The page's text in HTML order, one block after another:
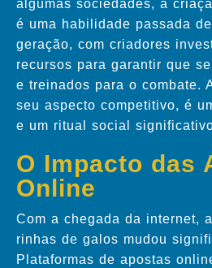
algumas sociedades, a
é uma habilidade passada
geração, com criadores
recursos para garantir que
e treinados para o combate.
seu aspecto competitivo, é
e um ritual social
O Impacto das
Online
Com a chegada da internet,
rinhas de galos mudou
Plataformas de apostas